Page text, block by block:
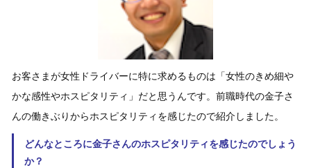
お客さまが女性ドライバーに特に求めるものは「女性のきめ細や
かな感性やホスピタリティ」だと思うんです。前職時代の金子さ
んの働きぶりからホスピタリティを感じたので紹介しました。
どんなところに金子さんのホスピタリティを感じたのでしょう
か？